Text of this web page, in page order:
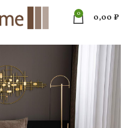
0 0,00 ₽